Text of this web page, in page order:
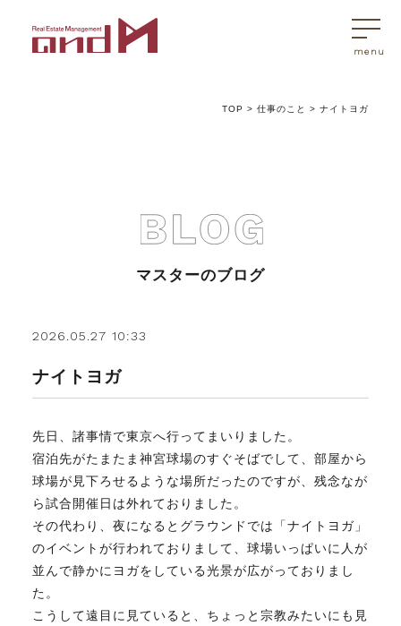
アンドエムが選ばれる理由
不動産売買Q&A
不動産のお悩み解決
マスターおすすめ物件
会社概要
TOP >仕事のこと >ナイトヨガ
マスターのブログ
2026.05.27 10:33
ナイトヨガ
先日、諸事情で東京へ行ってまいりました。
宿泊先がたまたま神宮球場のすぐそばでして、部屋から
球場が見下ろせるような場所だったのですが、残念なが
ら試合開催日は外れておりました。
その代わり、夜になるとグラウンドでは「ナイトヨガ」
のイベントが行われておりまして、球場いっぱいに人が
並んで静かにヨガをしている光景が広がっておりまし
た。
こうして遠目に見ていると、ちょっと宗教みたいにも見